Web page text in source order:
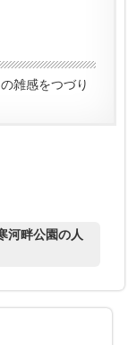
雑感をつづり
河畔公園の人